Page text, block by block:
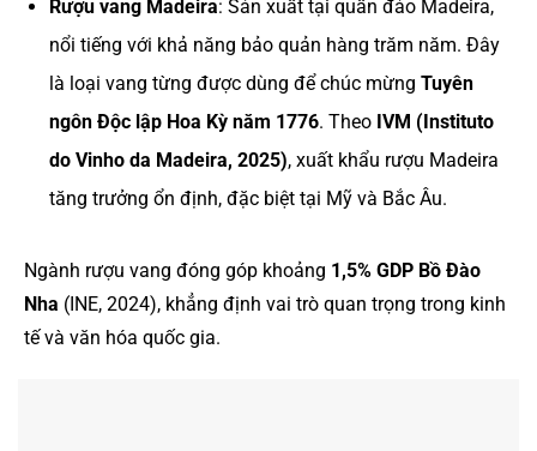
Rượu vang Madeira: Sản xuất tại quần đảo Madeira,
nổi tiếng với khả năng bảo quản hàng trăm năm. Đây
là loại vang từng được dùng để chúc mừng Tuyên
ngôn Độc lập Hoa Kỳ năm 1776. Theo IVM (Instituto
do Vinho da Madeira, 2025), xuất khẩu rượu Madeira
tăng trưởng ổn định, đặc biệt tại Mỹ và Bắc Âu.
Ngành rượu vang đóng góp khoảng 1,5% GDP Bồ Đào
Nha (INE, 2024), khẳng định vai trò quan trọng trong kinh
tế và văn hóa quốc gia.